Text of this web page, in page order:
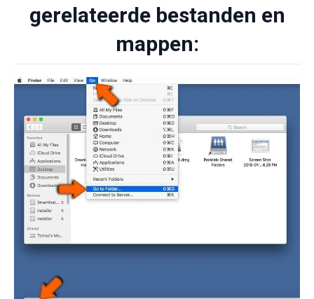
gerelateerde bestanden en
mappen: